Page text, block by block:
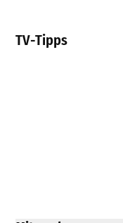
TV-Tipps